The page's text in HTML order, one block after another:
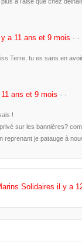
a 11 ans et 9 mois · ·
Terre, tu es sans en
ans et 9 mois · ·
!
sur les bannières?
reprenant je patauge à
Solidaires il y a